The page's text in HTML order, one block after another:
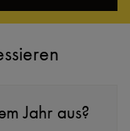
Jahr aus?